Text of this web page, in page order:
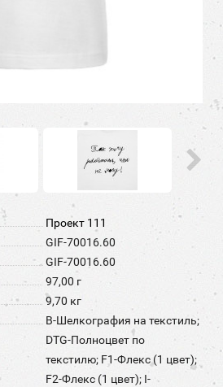
Проект 111
GIF-70016.60
GIF-70016.60
97,00 г
9,70 кг
B-Шелкография на текстиль;
DTG-Полноцвет по
текстилю; F1-Флекс (1 цвет);
F2-Флекс (1 цвет); I-